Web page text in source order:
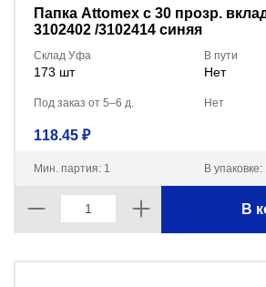
Папка Attomex с 30 прозр.
3102402 /3102414 синяя
Склад Уфа
173 шт
В пути
Нет
Под заказ от 5–6 д. Нет
118.45 ₽
Мин. партия: 1 В упаковке:
В